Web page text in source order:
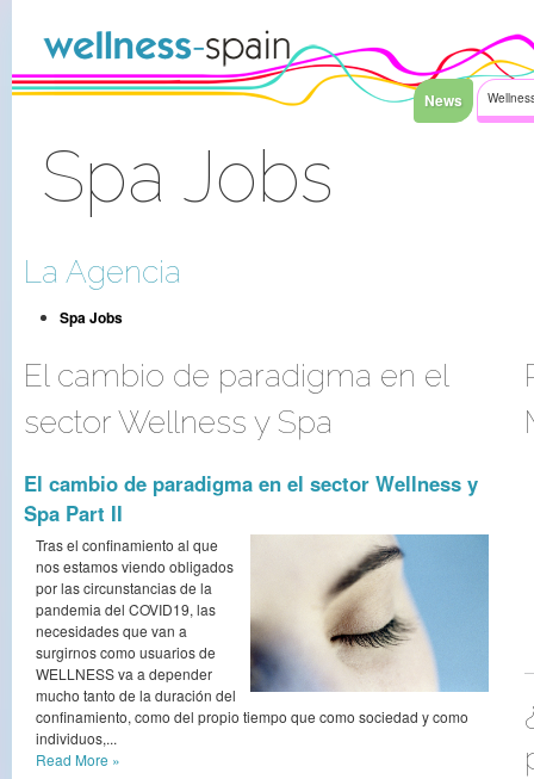
News
Spa Jobs
Sinal Dentro
La Agencia
Spa Jobs
El cambio de paradigma en el
sector Wellness y Spa
El cambio de paradigma en el sector Wellness y
Spa Part II
Tras el confinamiento al que
nos estamos viendo obligados
por las circunstancias de la
pandemia del COVID19, las
necesidades que van a
surgirnos como usuarios de
WELLNESS va a depender
mucho tanto de la duración del
confinamiento, como del propio tiempo que como sociedad y como
individuos,...
Read More »